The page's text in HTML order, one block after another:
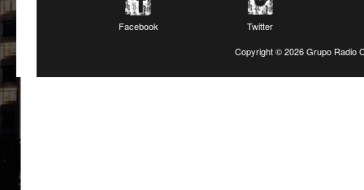
Facebook
Twitter
Copyright ©2026 Grupo Radio